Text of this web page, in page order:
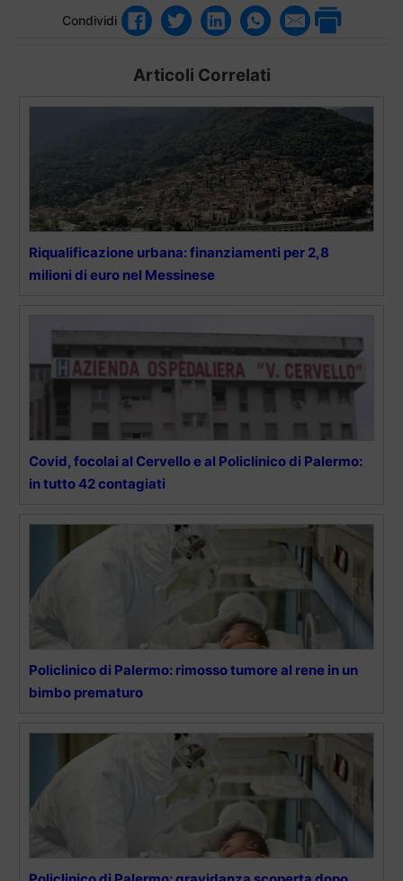
Condividi
Articoli Correlati
Riqualificazione urbana: finanziamenti per 2,8
milioni di euro nel Messinese
Covid, focolai al Cervello e al Policlinico di Palermo:
in tutto 42 contagiati
Policlinico di Palermo: rimosso tumore al rene in un
bimbo prematuro